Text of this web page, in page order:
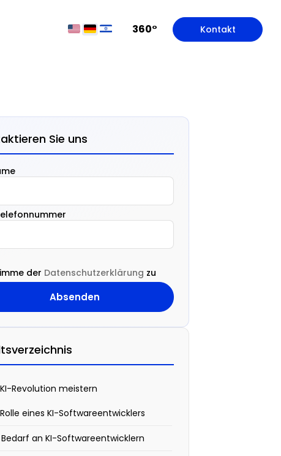
360° Kontakt
Sie uns
der Datenschutzerklärung zu
Revolution meistern
eines KI-Softwareentwicklers
an KI-Softwareentwicklern